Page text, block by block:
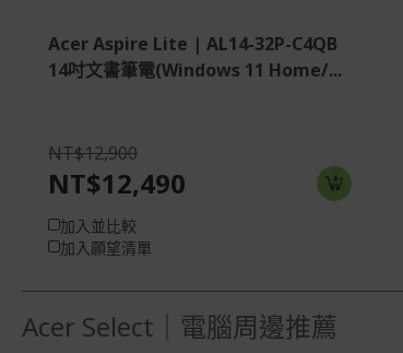
Acer Aspire Lite | AL14-32P-C4QB
14吋文書筆電(Windows 11 Home/...
NT$12,900
NT$12,490
加入並比較
加入願望清單
Acer Select｜電腦周邊推薦